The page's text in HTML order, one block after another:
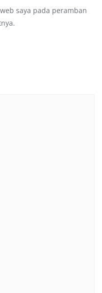
saya pada peramban